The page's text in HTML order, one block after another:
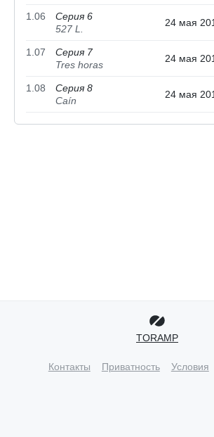
1.06
Серия 6
527 L.
24 мая
1.07
Серия 7
Tres horas
24 мая
1.08
Серия 8
Caín
24 мая
TORAMP
Контакты Приватность Условия